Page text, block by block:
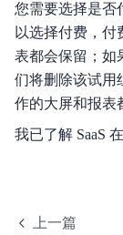
您需要选择是否
以选择付费，
表都会保留；如
们将删除该试用
作的大屏和报表
我已了解 SaaS
上一篇